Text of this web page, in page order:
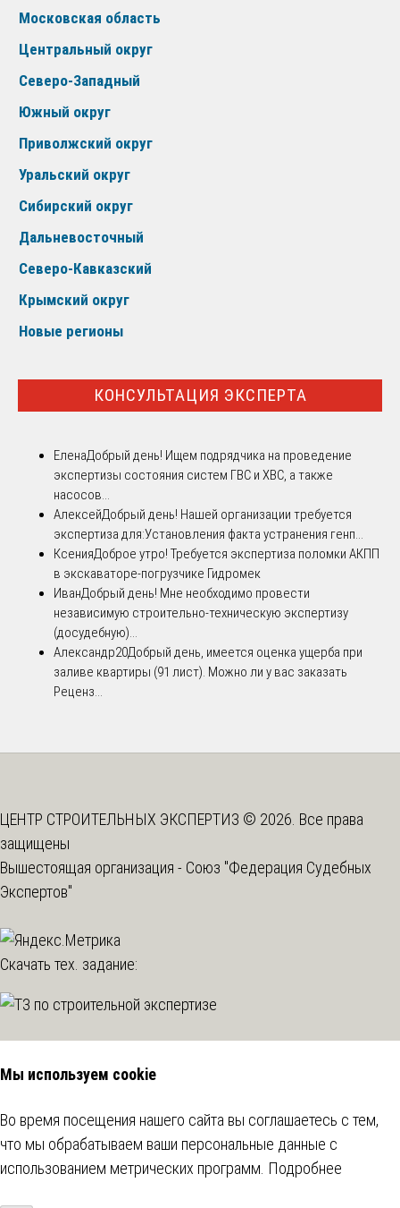
Московская область
Центральный округ
Северо-Западный
Южный округ
Приволжский округ
Уральский округ
Сибирский округ
Дальневосточный
Северо-Кавказский
Крымский округ
Новые регионы
КОНСУЛЬТАЦИЯ ЭКСПЕРТА
ЕленаДобрый день! Ищем подрядчика на проведение
экспертизы состояния систем ГВС и ХВС, а также
насосов...
АлексейДобрый день! Нашей организации требуется
экспертиза для:Установления факта устранения генп...
КсенияДоброе утро! Требуется экспертиза поломки АКПП
в экскаваторе-погрузчике Гидромек
ИванДобрый день! Мне необходимо провести
независимую строительно-техническую экспертизу
(досудебную)...
Александр20Добрый день, имеется оценка ущерба при
заливе квартиры (91 лист). Можно ли у вас заказать
Реценз...
ЦЕНТР СТРОИТЕЛЬНЫХ ЭКСПЕРТИЗ © 2026. Все права
защищены
Вышестоящая организация - Союз "Федерация Судебных
Экспертов"
Скачать тех. задание:
Мы используем cookie
Во время посещения нашего сайта вы соглашаетесь с тем,
что мы обрабатываем ваши персональные данные с
использованием метрических программ. Подробнее